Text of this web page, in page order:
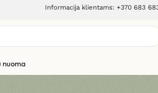
Informacija klientams: +370 683
nuoma